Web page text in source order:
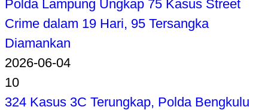
Polda Lampung Ungkap 75 Kasus Street
Crime dalam 19 Hari, 95 Tersangka
Diamankan
2026-06-04
10
324 Kasus 3C Terungkap, Polda Bengkulu